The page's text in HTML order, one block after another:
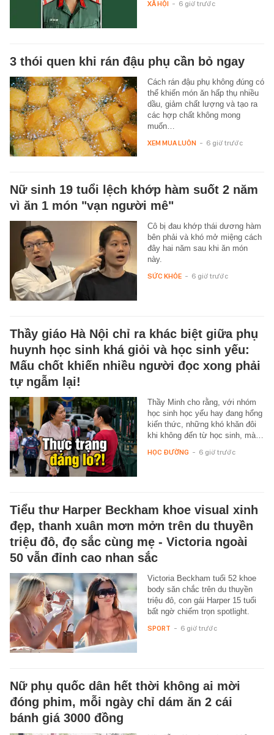
XÃ HỘI - 6 giờ trước
3 thói quen khi rán đậu phụ cần bỏ ngay
Cách rán đậu phụ không đúng có
thể khiến món ăn hấp thụ nhiều
dầu, giảm chất lượng và tạo ra
các hợp chất không mong
muốn…
XEM MUA LUÔN - 6 giờ trước
Nữ sinh 19 tuổi lệch khớp hàm suốt 2 năm
vì ăn 1 món "vạn người mê"
Cô bị đau khớp thái dương hàm
bên phải và khó mở miệng cách
đây hai năm sau khi ăn món
này.
SỨC KHỎE - 6 giờ trước
Thầy giáo Hà Nội chỉ ra khác biệt giữa phụ
huynh học sinh khá giỏi và học sinh yếu:
Mấu chốt khiến nhiều người đọc xong phải
tự ngẫm lại!
Thầy Minh cho rằng, với nhóm
học sinh học yếu hay đang hổng
kiến thức, những khó khăn đôi
khi không đến từ học sinh, mà…
HỌC ĐƯỜNG - 6 giờ trước
Tiểu thư Harper Beckham khoe visual xinh
đẹp, thanh xuân mơn mởn trên du thuyền
triệu đô, đọ sắc cùng mẹ - Victoria ngoài
50 vẫn đỉnh cao nhan sắc
Victoria Beckham tuổi 52 khoe
body săn chắc trên du thuyền
triệu đô, con gái Harper 15 tuổi
bất ngờ chiếm trọn spotlight.
SPORT - 6 giờ trước
Nữ phụ quốc dân hết thời không ai mời
đóng phim, mỗi ngày chỉ dám ăn 2 cái
bánh giá 3000 đồng